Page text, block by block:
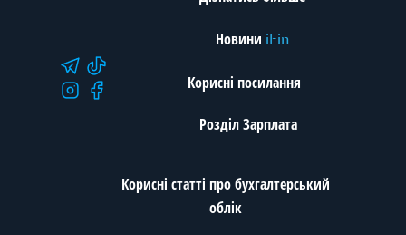
Новини iFin
Корисні посилання
Розділ Зарплата
Корисні статті про бухгалтерський
облік